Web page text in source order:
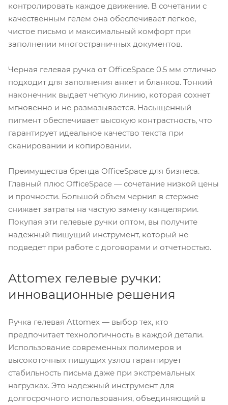
контролировать каждое движение. В сочетании с
качественным гелем она обеспечивает легкое,
чистое письмо и максимальный комфорт при
заполнении многостраничных документов.
Черная гелевая ручка от OfficeSpace 0.5 мм отлично
подходит для заполнения анкет и бланков. Тонкий
наконечник выдает четкую линию, которая сохнет
мгновенно и не размазывается. Насыщенный
пигмент обеспечивает высокую контрастность, что
гарантирует идеальное качество текста при
сканировании и копировании.
Преимущества бренда OfficeSpace для бизнеса.
Главный плюс OfficeSpace — сочетание низкой цены
и прочности. Большой объем чернил в стержне
снижает затраты на частую замену канцелярии.
Покупая эти гелевые ручки оптом, вы получите
надежный пишущий инструмент, который не
подведет при работе с договорами и отчетностью.
Attomex гелевые ручки:
инновационные решения
Ручка гелевая Attomex — выбор тех, кто
предпочитает технологичность в каждой детали.
Использование современных полимеров и
высокоточных пишущих узлов гарантирует
стабильность письма даже при экстремальных
нагрузках. Это надежный инструмент для
долгосрочного использования, объединяющий в